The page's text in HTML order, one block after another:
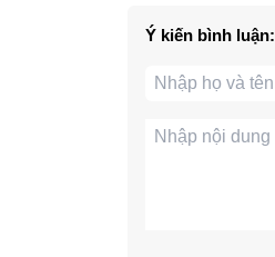
Ý kiến bình luận: